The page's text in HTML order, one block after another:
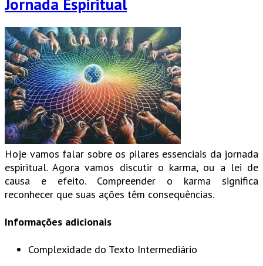
Jornada Espiritual
Hoje vamos falar sobre os pilares essenciais da jornada
espiritual. Agora vamos discutir o karma, ou a lei de
causa e efeito. Compreender o karma significa
reconhecer que suas ações têm consequências.
Informações adicionais
Complexidade do Texto Intermediário